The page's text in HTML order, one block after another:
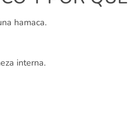
hamaca.
interna.